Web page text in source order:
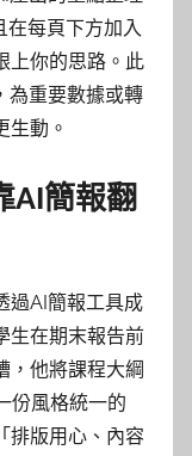
每頁下方加入
上你的思路。此
為重要數據或轉
生動。
AI簡報翻
過AI簡報工具成
生在期末報告前
，他將課程大綱
份風格統一的
排版用心、內容